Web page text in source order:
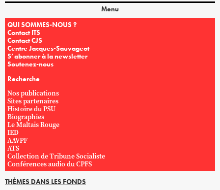
Menu
QUI SOMMES-NOUS ?
Contact ITS
Contact CJS
Centre Jacques-Sauvageot
S’abonner à la newsletter
Soutenez-nous
Recherche
Nos publications
Sites partenaires
Histoire du PSU
Biographies
Le Maltais Rouge
IED
AAVPF
ATS
Collection de Tribune Socialiste
Conférences audio du CPFS
THÈMES DANS LES FONDS